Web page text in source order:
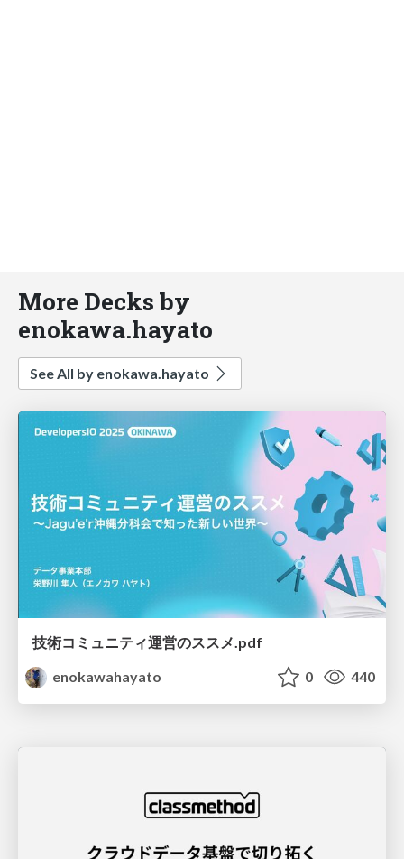
More Decks by
enokawa.hayato
See All by enokawa.hayato
技術コミュニティ運営のススメ.pdf
enokawahayato
0 440